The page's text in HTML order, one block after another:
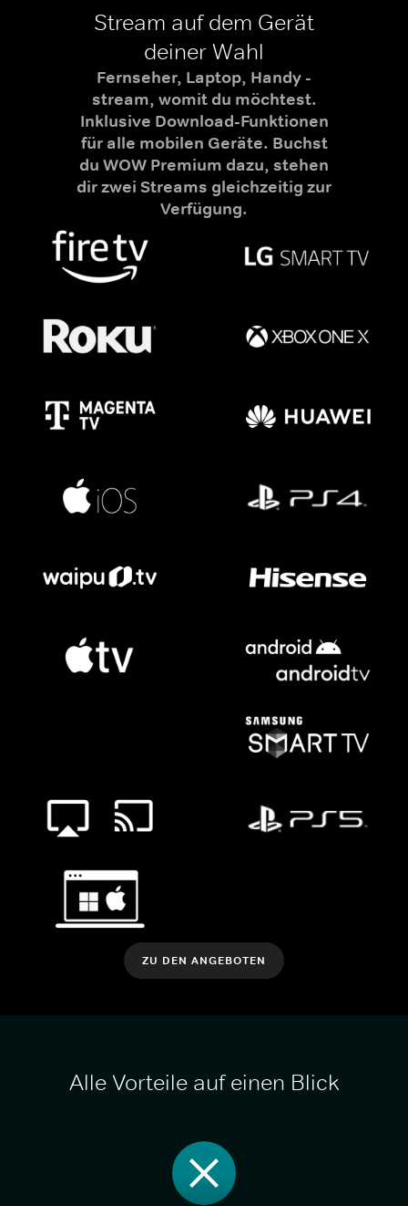
Stream auf dem Gerät
deiner Wahl
Fernseher, Laptop, Handy -
stream, womit du möchtest.
Inklusive Download-Funktionen
für alle mobilen Geräte. Buchst
du WOW Premium dazu, stehen
dir zwei Streams gleichzeitig zur
Verfügung.
ZU DEN ANGEBOTEN
Alle Vorteile auf einen Blick